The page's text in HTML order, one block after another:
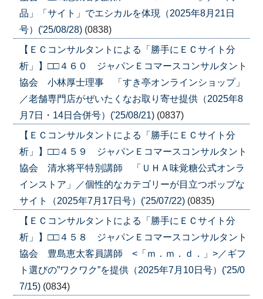
品」「サイト」でエシカルを体現（2025年8月21日
号）('25/08/28) (0838)
【ＥＣコンサルタントによる「勝手にＥＣサイト分
析」】□□４６０ ジャパンＥコマースコンサルタント
協会 小林厚士理事 「すき亭オンラインショップ」
／老舗専門店がぜいたくなお取り寄せ提供（2025年8
月7日・14日合併号）('25/08/21) (0837)
【ＥＣコンサルタントによる「勝手にＥＣサイト分
析」】□□４５９ ジャパンＥコマースコンサルタント
協会 清水将平特別講師 「ＵＨＡ味覚糖公式オンラ
インストア」／個性的なカテゴリーが目立つポップな
サイト（2025年7月17日号）('25/07/22) (0835)
【ＥＣコンサルタントによる「勝手にＥＣサイト分
析」】□□４５８ ジャパンＥコマースコンサルタント
協会 豊島恵太客員講師 <「ｍ．ｍ．ｄ．」>／ギフ
ト選びの”ワクワク”を提供（2025年7月10日号）('25/0
7/15) (0834)